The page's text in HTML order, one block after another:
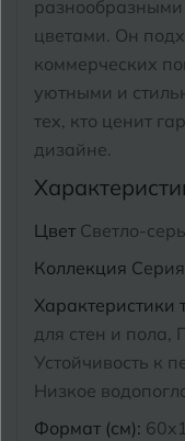
цветами. Он
коммерческих
уютными и
тех, кто ценит
дизайне.
Цвет Светло-
Коллекция
Характеристики
для стен и пола,
Устойчивость к
Низкое
Формат (см):
Кострома
Котлас
Краснодар
Курган
Курганинск
Магнитогорск
Майкоп
Муром